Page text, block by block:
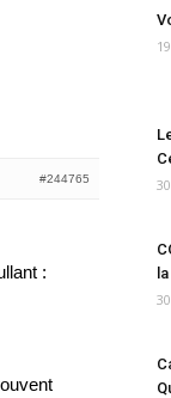
#244765
: